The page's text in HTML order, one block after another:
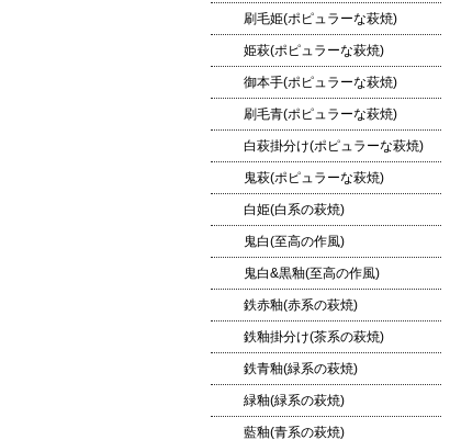
刷毛姫(ポピュラーな萩焼)
姫萩(ポピュラーな萩焼)
御本手(ポピュラーな萩焼)
刷毛青(ポピュラーな萩焼)
白萩掛分け(ポピュラーな萩焼)
鬼萩(ポピュラーな萩焼)
白姫(白系の萩焼)
鬼白(至高の作風)
鬼白&黒釉(至高の作風)
鉄赤釉(赤系の萩焼)
鉄釉掛分け(茶系の萩焼)
鉄青釉(緑系の萩焼)
緑釉(緑系の萩焼)
藍釉(青系の萩焼)